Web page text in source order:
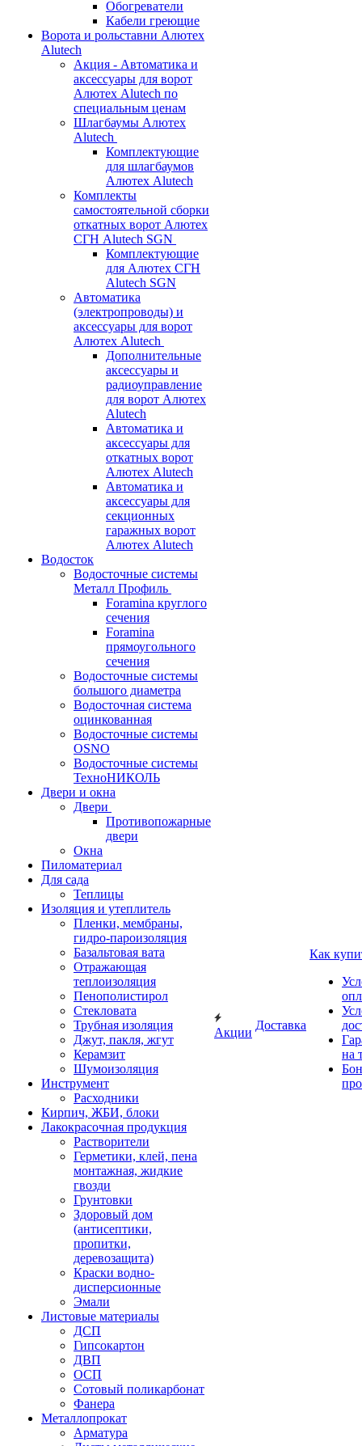
Обогреватели
Кабели греющие
Ворота и рольставни Алютех
Alutech
Акция - Автоматика и
аксессуары для ворот
Алютех Alutech по
специальным ценам
Шлагбаумы Алютех
Alutech
Комплектующие
для шлагбаумов
Алютех Alutech
Комплекты
самостоятельной сборки
откатных ворот Алютех
СГН Alutech SGN
Комплектующие
для Алютех СГН
Alutech SGN
Автоматика
(электропроводы) и
аксессуары для ворот
Алютех Alutech
Дополнительные
аксессуары и
радиоуправление
для ворот Алютех
Alutech
Автоматика и
аксессуары для
откатных ворот
Алютех Alutech
Автоматика и
аксессуары для
секционных
гаражных ворот
Алютех Alutech
Водосток
Водосточные системы
Металл Профиль
Foramina круглого
сечения
Foramina
прямоугольного
сечения
Водосточные системы
большого диаметра
Водосточная система
оцинкованная
Водосточные системы
OSNO
Водосточные системы
ТехноНИКОЛЬ
Двери и окна
Двери
Противопожарные
двери
Окна
Пиломатериал
Для сада
Теплицы
Изоляция и утеплитель
Пленки, мембраны,
гидро-пароизоляция
Базальтовая вата
Отражающая
теплоизоляция
Пенополистирол
Стекловата
Трубная изоляция
Джут, пакля, жгут
Керамзит
Шумоизоляция
Инструмент
Расходники
Кирпич, ЖБИ, блоки
Лакокрасочная продукция
Растворители
Герметики, клей, пена
монтажная, жидкие
гвозди
Грунтовки
Здоровый дом
(антисептики,
пропитки,
деревозащита)
Краски водно-
дисперсионные
Эмали
Листовые материалы
ДСП
Гипсокартон
ДВП
ОСП
Сотовый поликарбонат
Фанера
Металлопрокат
Арматура
Акции
Доставка
Как
на